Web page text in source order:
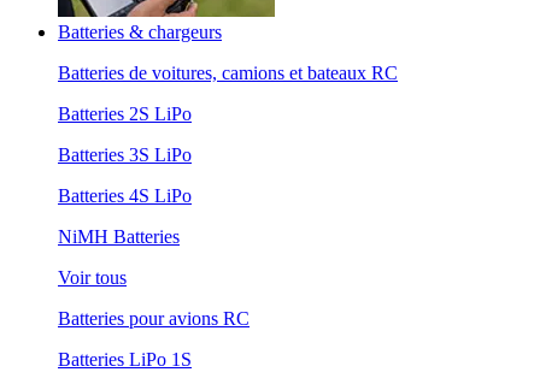
Batteries & chargeurs
Batteries de voitures, camions et bateaux RC
Batteries 2S LiPo
Batteries 3S LiPo
Batteries 4S LiPo
NiMH Batteries
Voir tous
Batteries pour avions RC
Batteries LiPo 1S